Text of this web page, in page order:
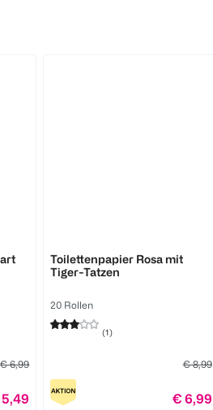
€ 6,99
Toilettenpapier Rosa mit
Tiger-Tatzen
20 Rollen
(1)
€ 8,99
€ 6,99